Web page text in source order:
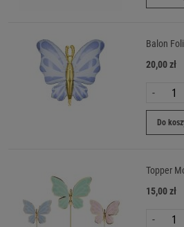
Balon
20,00 zł
-
Do
Topper
15,00 zł
-